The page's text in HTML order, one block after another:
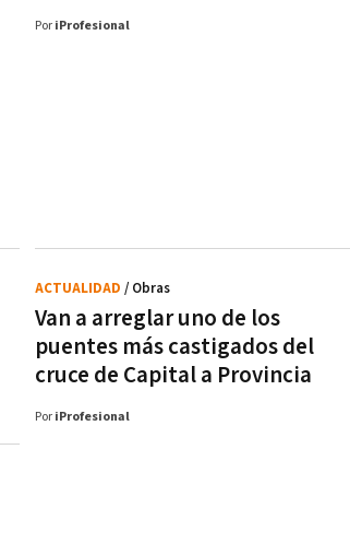
Por iProfesional
Van a arreglar uno de los
puentes más castigados del
cruce de Capital a Provincia
ACTUALIDAD / Obras
Por iProfesional